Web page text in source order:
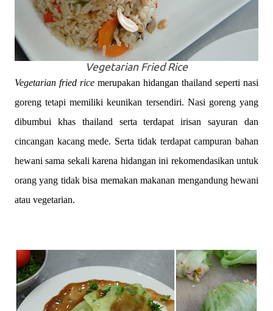
Vegetarian Fried Rice
Vegetarian fried rice merupakan hidangan thailand seperti nasi
goreng tetapi memiliki keunikan tersendiri. Nasi goreng yang
dibumbui khas thailand serta terdapat irisan sayuran dan
cincangan kacang mede. Serta tidak terdapat campuran bahan
hewani sama sekali karena hidangan ini rekomendasikan untuk
orang yang tidak bisa memakan makanan mengandung hewani
atau vegetarian.